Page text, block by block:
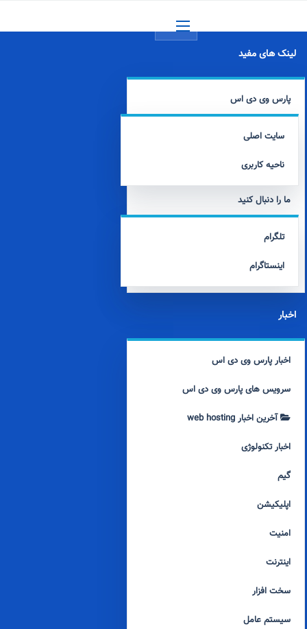
لینک های مفید
پارس وی دی اس
سایت اصلی
ناحیه کاربری
ما را دنبال کنید
تلگرام
اینستاگرام
اخبار
اخبار پارس وی دی اس
سرویس های پارس وی دی اس
آخرین اخبار web hosting
اخبار تکنولوژی
گیم
اپلیکیشن
امنیت
اینترنت
سخت افزار
سیستم عامل